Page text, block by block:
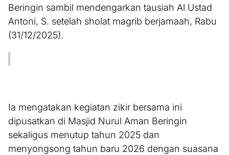
Beringin sambil mendengarkan tausiah Al Ustad
Antoni, S. setelah sholat magrib berjamaah, Rabu
(31/12/2025).
Ia mengatakan kegiatan zikir bersama ini
dipusatkan di Masjid Nurul Aman Beringin
sekaligus menutup tahun 2025 dan
menyongsong tahun baru 2026 dengan suasana